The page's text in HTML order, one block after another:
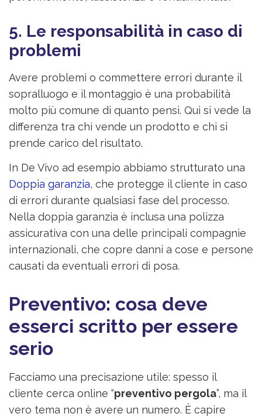
5. Le responsabilità in caso di
problemi
Avere problemi o commettere errori durante il
sopralluogo e il montaggio è una probabilità
molto più comune di quanto pensi. Qui si vede la
differenza tra chi vende un prodotto e chi si
prende carico del risultato.
In De Vivo ad esempio abbiamo strutturato una
Doppia garanzia, che protegge il cliente in caso
di errori durante qualsiasi fase del processo.
Nella doppia garanzia è inclusa una polizza
assicurativa con una delle principali compagnie
internazionali, che copre danni a cose e persone
causati da eventuali errori di posa.
Preventivo: cosa deve
esserci scritto per essere
serio
Facciamo una precisazione utile: spesso il
cliente cerca online “preventivo pergola”, ma il
vero tema non è avere un numero. È capire